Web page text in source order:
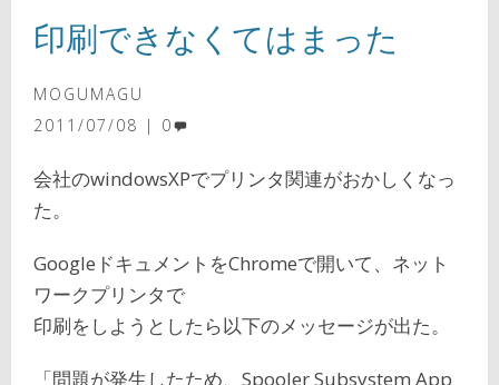
印刷できなくてはまった
MOGUMAGU
2011/07/08
0
会社のwindowsXPでプリンタ関連がおかしくなっ
た。
GoogleドキュメントをChromeで開いて、ネット
ワークプリンタで
印刷をしようとしたら以下のメッセージが出た。
「問題が発生したため、Spooler Subsystem App